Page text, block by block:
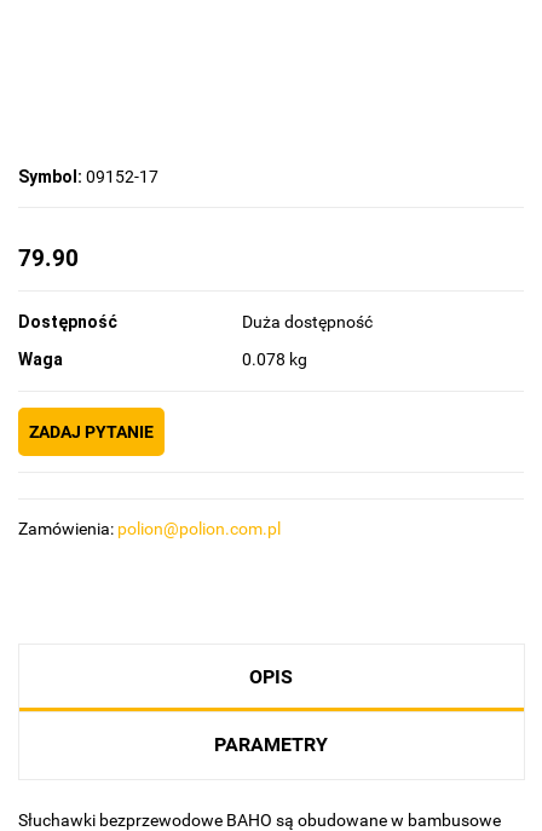
Symbol: 09152-17
79.90
Dostępność
Duża dostępność
Waga
0.078 kg
ZADAJ PYTANIE
Zamówienia: polion@polion.com.pl
OPIS
PARAMETRY
Słuchawki bezprzewodowe BAHO są obudowane w bambusowe